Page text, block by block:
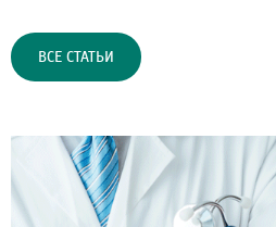
ВСЕ СТАТЬИ